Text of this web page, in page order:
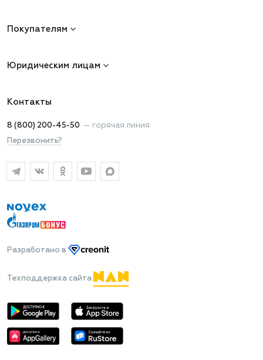
Покупателям
Юридическим лицам
Контакты
8 (800) 200-45-50 — горячая линия
Перезвонить?
Разработано в
Техподдержка сайта